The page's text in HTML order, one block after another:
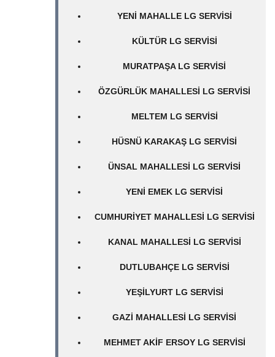
YENI MAHALLE LG SERVISI
KÜLTÜR LG SERVISI
MURATPAŞA LG SERVISI
ÖZGÜRLÜK MAHALLESI LG SERVISI
MELTEM LG SERVISI
HÜSNÜ KARAKAŞ LG SERVISI
ÜNSAL MAHALLESI LG SERVISI
YENI EMEK LG SERVISI
CUMHURIYET MAHALLESI LG SERVISI
KANAL MAHALLESI LG SERVISI
DUTLUBAHÇE LG SERVISI
YEŞILYURT LG SERVISI
GAZI MAHALLESI LG SERVISI
MEHMET AKIF ERSOY LG SERVISI